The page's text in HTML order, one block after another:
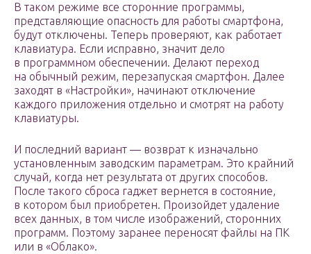
В таком режиме все сторонние программы,
представляющие опасность для работы смартфона,
будут отключены. Теперь проверяют, как работает
клавиатура. Если исправно, значит дело
в программном обеспечении. Делают переход
на обычный режим, перезапуская смартфон. Далее
заходят в «Настройки», начинают отключение
каждого приложения отдельно и смотрят на работу
клавиатуры.
И последний вариант — возврат к изначально
установленным заводским параметрам. Это крайний
случай, когда нет результата от других способов.
После такого сброса гаджет вернется в состояние,
в котором был приобретен. Произойдет удаление
всех данных, в том числе изображений, сторонних
программ. Поэтому заранее переносят файлы на ПК
или в «Облако».